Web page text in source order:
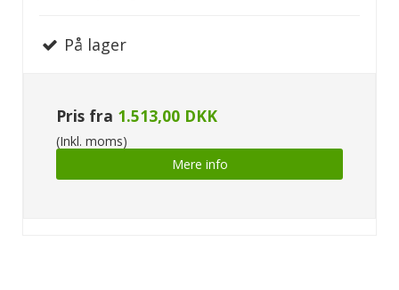
På lager
Pris fra 1.513,00 DKK
(Inkl. moms)
Mere info